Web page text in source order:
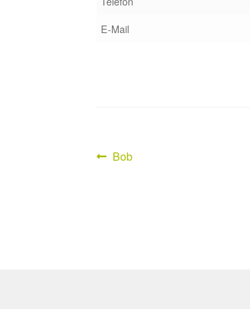
E-Mail
Beitragsnavigation
Vorheriger
Bob